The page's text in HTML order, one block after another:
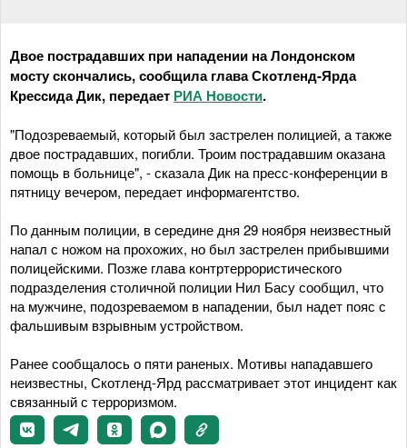
Двое пострадавших при нападении на Лондонском
мосту скончались, сообщила глава Скотленд-Ярда
Крессида Дик, передает РИА Новости.
"Подозреваемый, который был застрелен полицией, а также
двое пострадавших, погибли. Троим пострадавшим оказана
помощь в больнице", - сказала Дик на пресс-конференции в
пятницу вечером, передает информагентство.
По данным полиции, в середине дня 29 ноября неизвестный
напал с ножом на прохожих, но был застрелен прибывшими
полицейскими. Позже глава контртеррористического
подразделения столичной полиции Нил Басу сообщил, что
на мужчине, подозреваемом в нападении, был надет пояс с
фальшивым взрывным устройством.
Ранее сообщалось о пяти раненых. Мотивы нападавшего
неизвестны, Скотленд-Ярд рассматривает этот инцидент как
связанный с терроризмом.